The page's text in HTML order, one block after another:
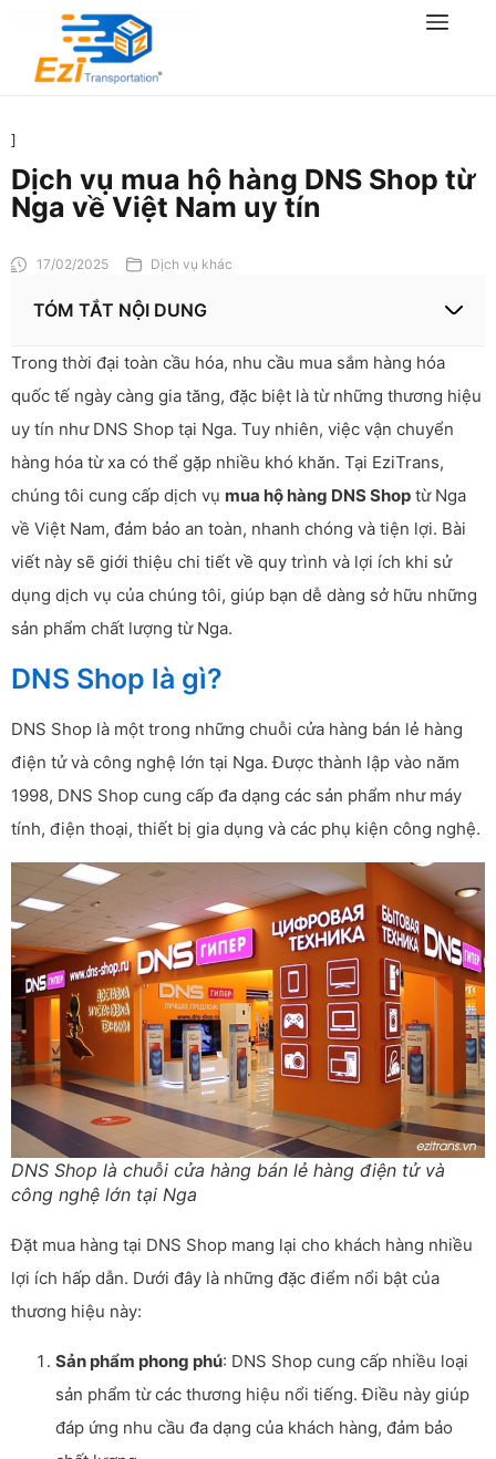
]
Dịch vụ mua hộ hàng DNS Shop từ
Nga về Việt Nam uy tín
17/02/2025 Dịch vụ khác
TÓM TẮT NỘI DUNG
Trong thời đại toàn cầu hóa, nhu cầu mua sắm hàng hóa
quốc tế ngày càng gia tăng, đặc biệt là từ những thương hiệu
uy tín như DNS Shop tại Nga. Tuy nhiên, việc vận chuyển
hàng hóa từ xa có thể gặp nhiều khó khăn. Tại EziTrans,
chúng tôi cung cấp dịch vụ mua hộ hàng DNS Shop từ Nga
về Việt Nam, đảm bảo an toàn, nhanh chóng và tiện lợi. Bài
viết này sẽ giới thiệu chi tiết về quy trình và lợi ích khi sử
dụng dịch vụ của chúng tôi, giúp bạn dễ dàng sở hữu những
sản phẩm chất lượng từ Nga.
DNS Shop là gì?
DNS Shop là một trong những chuỗi cửa hàng bán lẻ hàng
điện tử và công nghệ lớn tại Nga. Được thành lập vào năm
1998, DNS Shop cung cấp đa dạng các sản phẩm như máy
tính, điện thoại, thiết bị gia dụng và các phụ kiện công nghệ.
DNS Shop là chuỗi cửa hàng bán lẻ hàng điện tử và
công nghệ lớn tại Nga
Đặt mua hàng tại DNS Shop mang lại cho khách hàng nhiều
lợi ích hấp dẫn. Dưới đây là những đặc điểm nổi bật của
thương hiệu này:
Sản phẩm phong phú: DNS Shop cung cấp nhiều loại
sản phẩm từ các thương hiệu nổi tiếng. Điều này giúp
đáp ứng nhu cầu đa dạng của khách hàng, đảm bảo